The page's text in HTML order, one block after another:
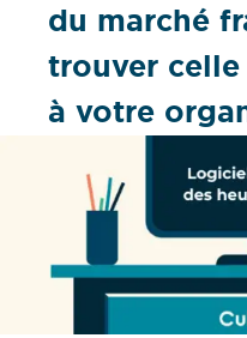
du marché
trouver
à votre